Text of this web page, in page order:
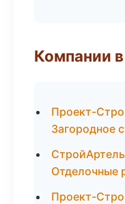
Компании
Проект-
Загородное
Отделочные
Проект-